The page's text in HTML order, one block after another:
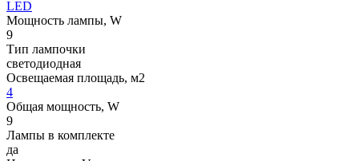
LED
Мощность лампы, W
9
Тип лампочки
светодиодная
Освещаемая площадь, м2
4
Общая мощность, W
9
Лампы в комплекте
да